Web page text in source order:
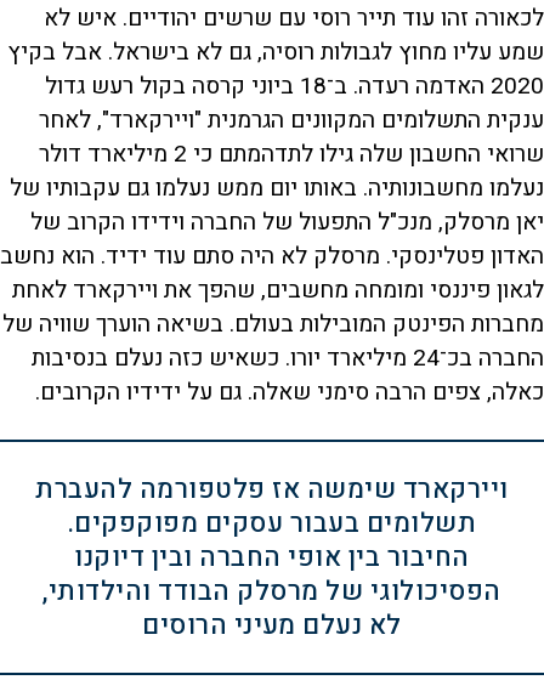
לכאורה זהו עוד תייר רוסי עם שרשים יהודיים. איש לא
שמע עליו מחוץ לגבולות רוסיה, גם לא בישראל. אבל בקיץ
2020 האדמה רעדה. ב־18 ביוני קרסה בקול רעש גדול
ענקית התשלומים המקוונים הגרמנית "ויירקארד", לאחר
שרואי החשבון שלה גילו לתדהמתם כי 2 מיליארד דולר
נעלמו מחשבונותיה. באותו יום ממש נעלמו גם עקבותיו של
יאן מרסלק, מנכ"ל התפעול של החברה וידידו הקרוב של
האדון פטלינסקי. מרסלק לא היה סתם עוד ידיד. הוא נחשב
לגאון פיננסי ומומחה מחשבים, שהפך את ויירקארד לאחת
מחברות הפינטק המובילות בעולם. בשיאה הוערך שוויה של
החברה בכ־24 מיליארד יורו. כשאיש כזה נעלם בנסיבות
כאלה, צפים הרבה סימני שאלה. גם על ידידיו הקרובים.
ויירקארד שימשה אז פלטפורמה להעברת
תשלומים בעבור עסקים מפוקפקים.
החיבור בין אופי החברה ובין דיוקנו
הפסיכולוגי של מרסלק הבודד והילדותי,
לא נעלם מעיני הרוסים